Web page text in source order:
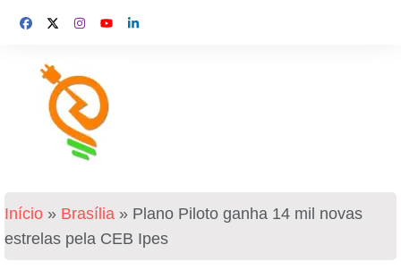
Início » Brasília » Plano Piloto ganha 14 mil novas
estrelas pela CEB Ipes